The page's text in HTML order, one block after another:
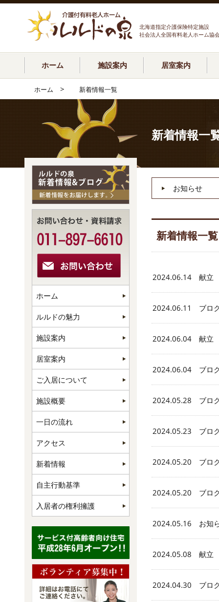
北海道指定介護保険特定施設
社会法人全国有料老人ホーム協
ホーム 施設案内 居室案内
ホーム > 新着情報一覧
新着情報一
お知らせ
新着情報一覧
2024.06.14 献立
2024.06.11 ブロ
2024.06.04 献立
2024.06.04 ブロ
2024.05.28 ブロ
2024.05.23 ブロ
2024.05.20 ブロ
2024.05.20 ブロ
2024.05.16 お知
2024.05.08 献立
2024.04.30 ブロ
ホーム
ルルドの魅力
施設案内
居室案内
ご入居について
施設概要
一日の流れ
アクセス
新着情報
自主行動基準
入居者の権利擁護